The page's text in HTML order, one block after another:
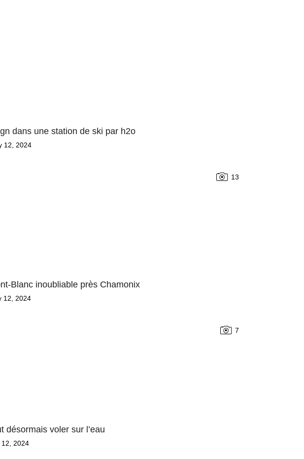
dans une station de ski par h2o
12, 2024
13
Blanc inoubliable près Chamonix
12, 2024
7
désormais voler sur l’eau
2024